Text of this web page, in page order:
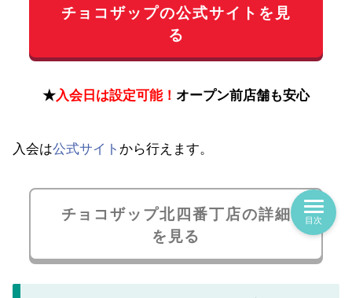
チョコザップの公式サイトを見
る
★入会日は設定可能！ オープン前店舗も安心
入会は公式サイト から行えます。
チョコザップ北四番丁店の詳細
を見る
目次